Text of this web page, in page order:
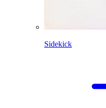
Sidekick